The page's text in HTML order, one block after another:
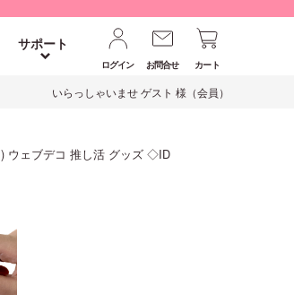
サポート
ログイン お問合せ カート
いらっしゃいませ ゲスト 様（会員）
ウェブデコ 推し活 グッズ ◇ID